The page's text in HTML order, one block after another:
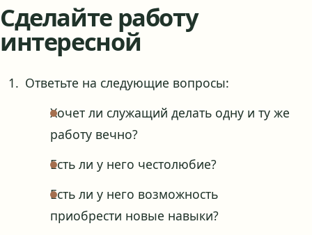
Сделайте работу
интересной
Ответьте на следующие вопросы:
Хочет ли служащий делать одну и ту же
работу вечно?
Есть ли у него честолюбие?
Есть ли у него возможность
приобрести новые навыки?